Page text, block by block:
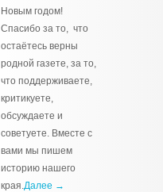
Новым годом!
Спасибо за то, что
остаётесь верны
родной газете, за то,
что поддерживаете,
критикуете,
обсуждаете и
советуете. Вместе с
вами мы пишем
историю нашего
края.Далее →